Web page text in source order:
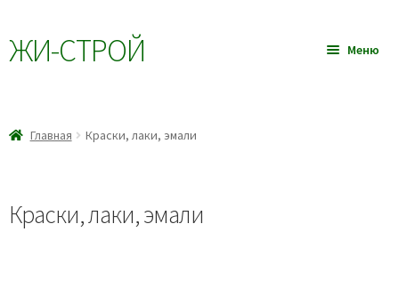
Перейти
к
Перейти
к
ЖИ-CТРОЙ Меню
Товары
Главная Краски, лаки, эмали
Краски, лаки, эмали